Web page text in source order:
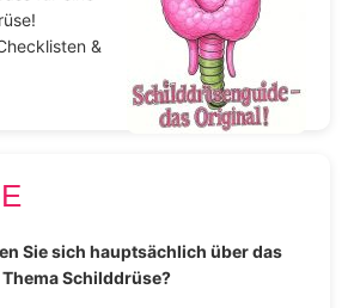
&
Sie sich hauptsächlich über das
Thema Schilddrüse?